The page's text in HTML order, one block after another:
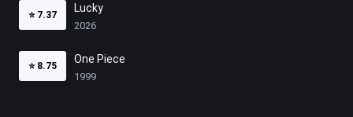
⭐ 7.37
Lucky
2026
⭐ 8.75
One Piece
1999